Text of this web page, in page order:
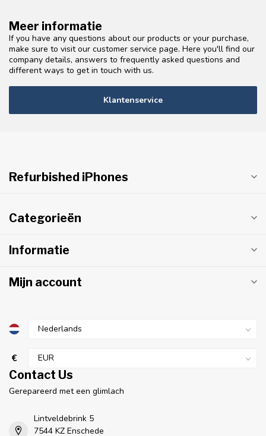
Meer informatie
If you have any questions about our products or your purchase,
make sure to visit our customer service page. Here you'll find our
company details, answers to frequently asked questions and
different ways to get in touch with us.
Klantenservice
Refurbished iPhones
Categorieën
Informatie
Mijn account
€
Contact Us
Gerepareerd met een glimlach
Lintveldebrink 5
7544 KZ Enschede